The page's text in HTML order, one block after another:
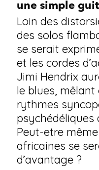
une simple
Loin des
des solos
se serait
et les cordes
Jimi Hendrix
le blues,
rythmes
psychédéliques
Peut-etre
africaines se
d’avantage ?